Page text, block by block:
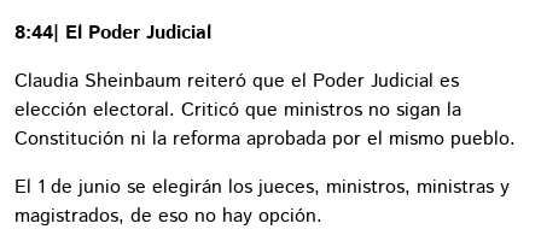
8:44| El Poder Judicial
Claudia Sheinbaum reiteró que el Poder Judicial es
elección electoral. Criticó que ministros no sigan la
Constitución ni la reforma aprobada por el mismo pueblo.
El 1 de junio se elegirán los jueces, ministros, ministras y
magistrados, de eso no hay opción.